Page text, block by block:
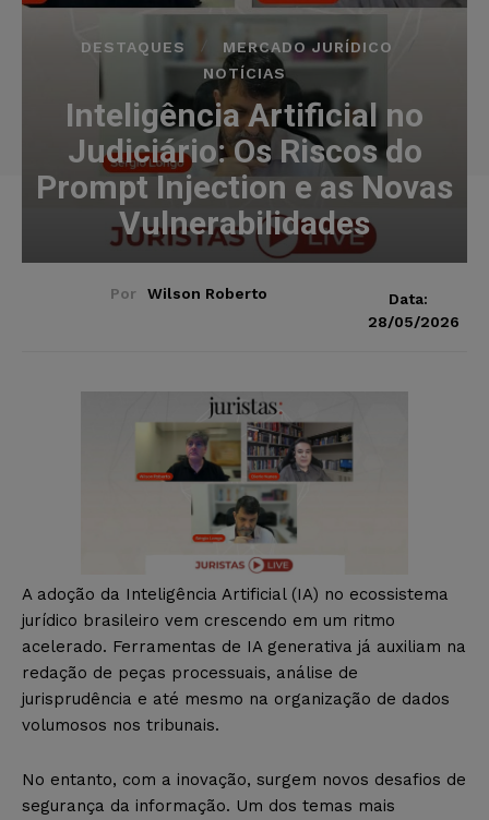
DESTAQUES
MERCADO JURÍDICO
NOTÍCIAS
Inteligência Artificial no
Judiciário: Os Riscos do
Prompt Injection e as Novas
Vulnerabilidades
Por Wilson Roberto
Data:
28/05/2026
A adoção da Inteligência Artificial (IA) no ecossistema
jurídico brasileiro vem crescendo em um ritmo
acelerado. Ferramentas de IA generativa já auxiliam na
redação de peças processuais, análise de
jurisprudência e até mesmo na organização de dados
volumosos nos tribunais.
No entanto, com a inovação, surgem novos desafios de
segurança da informação. Um dos temas mais